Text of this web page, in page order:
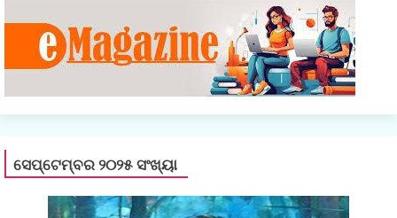
ସେପ୍ଟେମ୍ବର ୨୦୨୫ ସଂଖ୍ୟା